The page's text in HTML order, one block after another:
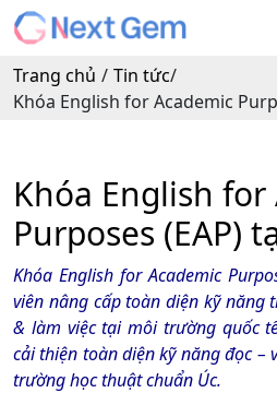
Trang chủ / Tin tức/
Khóa English for Academic
Khóa English for
Purposes (EAP)
Khóa English for Academic
viên nâng cấp toàn diện kỹ năng
& làm việc tại môi trường quốc
cải thiện toàn diện kỹ năng đọc –
trường học thuật chuẩn Úc.